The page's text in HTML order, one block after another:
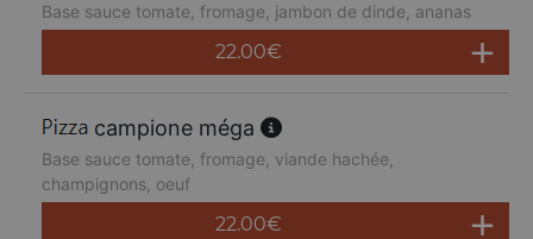
Base sauce tomate, fromage, jambon de dinde, ananas
22.00€
campione méga
Base sauce tomate, fromage, viande hachée,
champignons, oeuf
22.00€